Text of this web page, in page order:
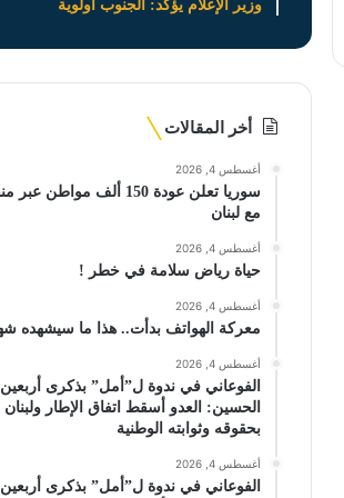
وزير الإعلام يؤكد: الجنوب أولوية
أخر المقالات
أغسطس 4, 2026
سوريا تعلن عودة 150 ألف
مع لبنان
أغسطس 4, 2026
حياة رياض سلامة في خطر !
أغسطس 4, 2026
معركة الهواتف بدأت.. هذا ما سيشهده
أغسطس 4, 2026
الفوعاني في ندوة ل”أمل” بذكرى أربعين
الحسين: العدو أسقط اتفاق الإطار
بحقوقه وثوابته الوطنية
أغسطس 4, 2026
الفوعاني في ندوة ل”أمل” بذكرى أربعين